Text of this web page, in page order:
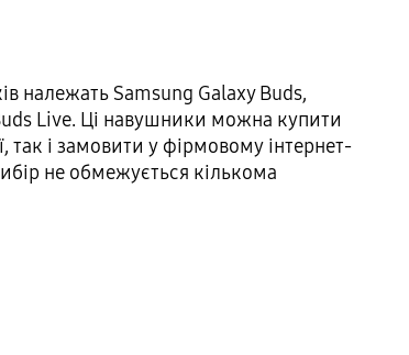
належать Samsung Galaxy Buds,
Live. Ці навушники можна купити
так і замовити у фірмовому інтернет-
не обмежується кількома